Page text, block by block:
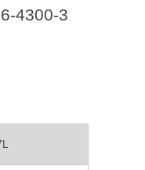
4300-3